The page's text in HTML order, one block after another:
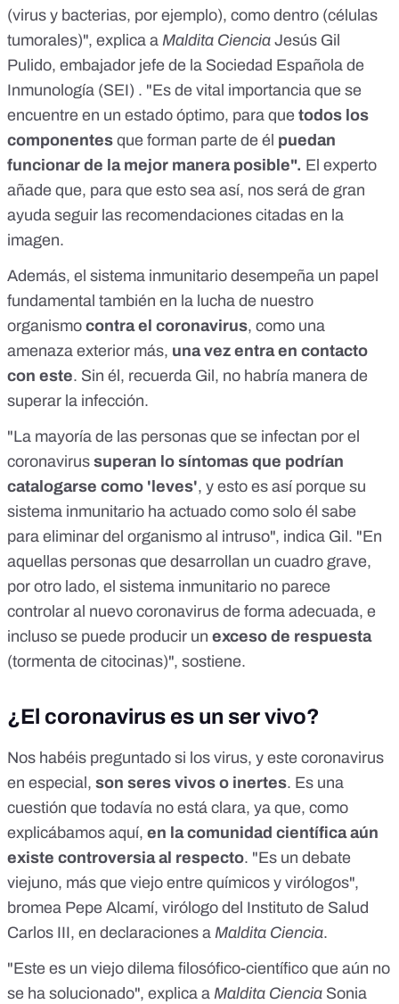
(virus y bacterias, por ejemplo), como dentro (células
tumorales)", explica a Maldita Ciencia Jesús Gil
Pulido, embajador jefe de la Sociedad Española de
Inmunología (SEI) . "Es de vital importancia que se
encuentre en un estado óptimo, para que todos los
componentes que forman parte de él puedan
funcionar de la mejor manera posible". El experto
añade que, para que esto sea así, nos será de gran
ayuda seguir las recomendaciones citadas en la
imagen.
Además, el sistema inmunitario desempeña un papel
fundamental también en la lucha de nuestro
organismo contra el coronavirus, como una
amenaza exterior más, una vez entra en contacto
con este. Sin él, recuerda Gil, no habría manera de
superar la infección.
"La mayoría de las personas que se infectan por el
coronavirus superan lo síntomas que podrían
catalogarse como 'leves', y esto es así porque su
sistema inmunitario ha actuado como solo él sabe
para eliminar del organismo al intruso", indica Gil. "En
aquellas personas que desarrollan un cuadro grave,
por otro lado, el sistema inmunitario no parece
controlar al nuevo coronavirus de forma adecuada, e
incluso se puede producir un exceso de respuesta
(tormenta de citocinas)", sostiene.
¿El coronavirus es un ser vivo?
Nos habéis preguntado si los virus, y este coronavirus
en especial, son seres vivos o inertes. Es una
cuestión que todavía no está clara, ya que, como
explicábamos aquí, en la comunidad científica aún
existe controversia al respecto. "Es un debate
viejuno, más que viejo entre químicos y virólogos",
bromea Pepe Alcamí, virólogo del Instituto de Salud
Carlos III, en declaraciones a Maldita Ciencia.
"Este es un viejo dilema filosófico-científico que aún no
se ha solucionado", explica a Maldita Ciencia Sonia